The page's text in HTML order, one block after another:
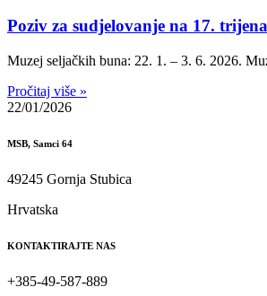
Poziv za sudjelovanje na 17.
Muzej seljačkih buna: 22. 1. – 3. 6. 2026.
Pročitaj više »
22/01/2026
MSB, Samci 64
49245 Gornja Stubica
Hrvatska
KONTAKTIRAJTE NAS
+385-49-587-889